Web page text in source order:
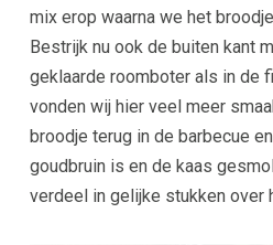
mix erop waarna we het
Bestrijk nu ook de buiten kant
geklaarde roomboter als in de
vonden wij hier veel meer
broodje terug in de barbecue
goudbruin is en de kaas
verdeel in gelijke stukken over